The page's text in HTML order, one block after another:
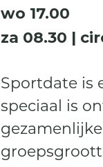
wo 17.00
za 08.30 |
Sportdate is
speciaal is